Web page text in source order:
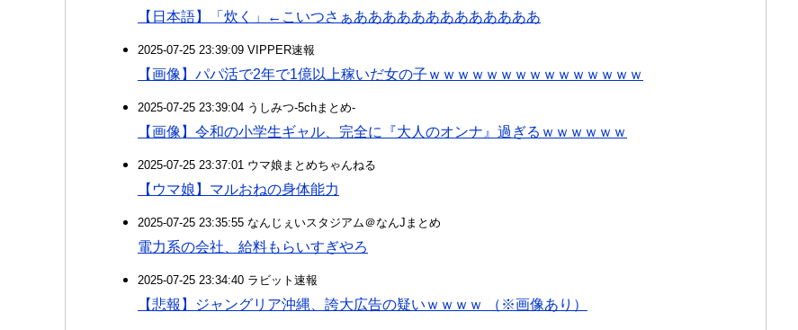
【日本語】「炊く」←こいつさぁあああああああああああああ
2025-07-25 23:39:09 VIPPER速報
【画像】パパ活で2年で1億以上稼いだ女の子ｗｗｗｗｗｗｗｗｗｗｗｗｗｗｗ
2025-07-25 23:39:04 うしみつ-5chまとめ-
【画像】令和の小学生ギャル、完全に『大人のオンナ』過ぎるｗｗｗｗｗｗ
2025-07-25 23:37:01 ウマ娘まとめちゃんねる
【ウマ娘】マルおねの身体能力
2025-07-25 23:35:55 なんじぇいスタジアム＠なんJまとめ
電力系の会社、給料もらいすぎやろ
2025-07-25 23:34:40 ラビット速報
【悲報】ジャングリア沖縄、誇大広告の疑いｗｗｗｗ （※画像あり）